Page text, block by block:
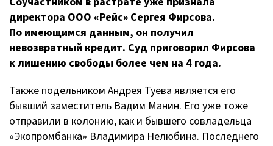
директора ООО «Рейс» Сергея Фирсова.
По имеющимся данным, он получил
невозвратный кредит. Суд приговорил Фирсова
к лишению свободы более чем на 4 года.
Также подельником Андрея Туева является его
бывший заместитель Вадим Манин. Его уже тоже
отправили в колонию, как и бывшего совладельца
«Экопромбанка» Владимира Нелюбина. Последнего